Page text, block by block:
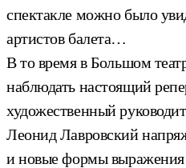
спектакле можно было
артистов балета…
В то время в Большом
наблюдать настоящий
художественный
Леонид Лавровский
и новые формы выражения